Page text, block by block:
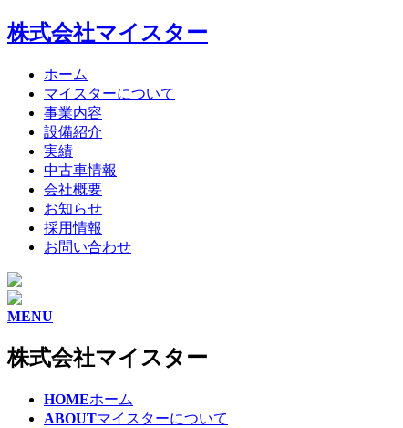
株式会社マイスター
ホーム
マイスターについて
事業内容
設備紹介
実績
中古車情報
会社概要
お知らせ
採用情報
お問い合わせ
MENU
株式会社マイスター
HOMEホーム
ABOUTマイスターについて